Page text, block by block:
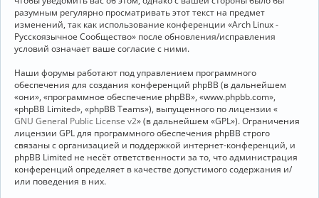
я
разумным регулярно просматривать этот текст на предмет
изменений, так как использование конференции «Arch Linux -
Русскоязычное Сообщество» после обновления/исправления
условий означает ваше согласие с ними.
Наши форумы работают под управлением программного
обеспечения для создания конференций phpBB (в дальнейшем
«они», «программное обеспечение phpBB», «www.phpbb.com»,
«phpBB Limited», «phpBB Teams»), выпущенного по лицензии «
GNU General Public License v2» (в дальнейшем «GPL»). Ограничения
лицензии GPL для программного обеспечения phpBB строго
связаны с организацией и поддержкой интернет-конференций, и
phpBB Limited не несёт ответственности за то, что администрация
конференций определяет в качестве допустимого содержания и/
или поведения в них.